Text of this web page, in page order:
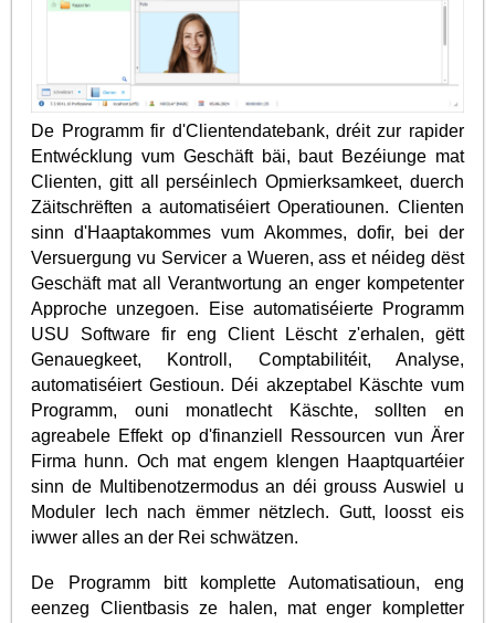
De Programm fir d'Clientendatebank, dréit zur rapider
Entwécklung vum Geschäft bäi, baut Bezéiunge mat
Clienten, gitt all perséinlech Opmierksamkeet, duerch
Zäitschrëften a automatiséiert Operatiounen. Clienten
sinn d'Haaptakommes vum Akommes, dofir, bei der
Versuergung vu Servicer a Wueren, ass et néideg dëst
Geschäft mat all Verantwortung an enger kompetenter
Approche unzegoen. Eise automatiséierte Programm
USU Software fir eng Client Lëscht z'erhalen, gëtt
Genauegkeet, Kontroll, Comptabilitéit, Analyse,
automatiséiert Gestioun. Déi akzeptabel Käschte vum
Programm, ouni monatlecht Käschte, sollten en
agreabele Effekt op d'finanziell Ressourcen vun Ärer
Firma hunn. Och mat engem klengen Haaptquartéier
sinn de Multibenotzermodus an déi grouss Auswiel u
Moduler Iech nach ëmmer nëtzlech. Gutt, loosst eis
iwwer alles an der Rei schwätzen.
De Programm bitt komplette Automatisatioun, eng
eenzeg Clientbasis ze halen, mat enger kompletter